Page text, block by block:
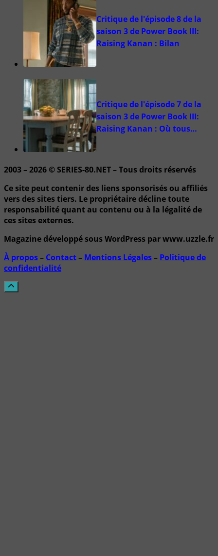
Critique de l'épisode 8 de la
saison 3 de Power Book III:
Raising Kanan : Bilan
Critique de l'épisode 7 de la
saison 3 de Power Book III:
Raising Kanan : Où tous…
2003 – 2026 © SERIES-80.NET – Tous droits réservés
Ce site peut contenir des liens sponsorisés ou affiliés
vers des sites tiers. Le propriétaire décline toute
responsabilité quant au contenu ou à la légalité de
ces sites externes.
Magazine développé sous WordPress par www.uzzle.fr
À propos– Contact– Mentions Légales– Politique de
confidentialité